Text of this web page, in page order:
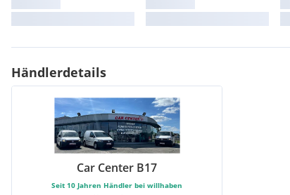
Steckdose (12 V)
Warndreieck mit Erste-Hilfe-Set
Werkzeugsatz
Fensterheber elektrisch
Connected Package Professional
Sonnenblende mit Einstecktasche und Make-Up-Spiegel
Stoßfängersystem
Auspuffendrohr, sichtbar, trapezförmig, links und rechts
Armauflage vorn und hinten, in Türverkleidung
Ablagefach
Händlerdetails
Car Center B17
Seit 10 Jahren Händler bei willhaben